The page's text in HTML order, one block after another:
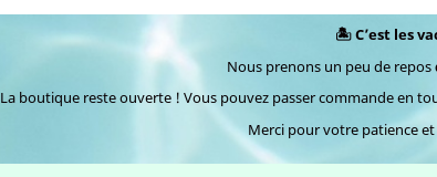
🏝️ C’est les
Nous prenons un peu de repos
La boutique reste ouverte ! Vous pouvez passer commande en
Merci pour votre patience